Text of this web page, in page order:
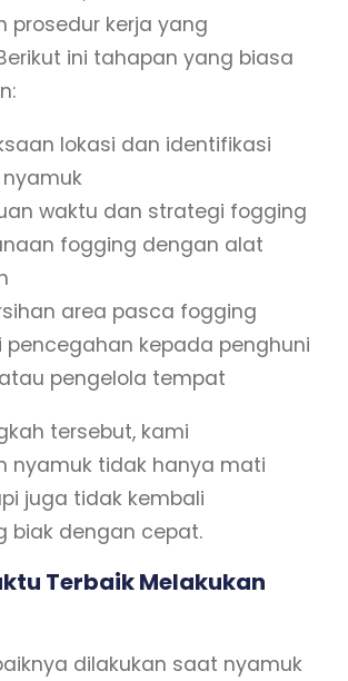
prosedur kerja yang
ini tahapan yang biasa
lokasi dan identifikasi
waktu dan strategi fogging
fogging dengan alat
area pasca fogging
pencegahan kepada penghuni
pengelola tempat
tersebut, kami
nyamuk tidak hanya mati
juga tidak kembali
biak dengan cepat.
Terbaik Melakukan
dilakukan saat nyamuk